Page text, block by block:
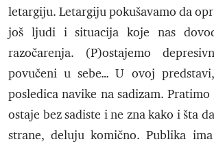
letargiju. Letargiju pokušavamo da
još ljudi i situacija koje nas
razočarenja. (P)ostajemo
povučeni u sebe… U ovoj
posledica navike na sadizam.
ostaje bez sadiste i ne zna kako i šta
strane, deluju komično. Publika